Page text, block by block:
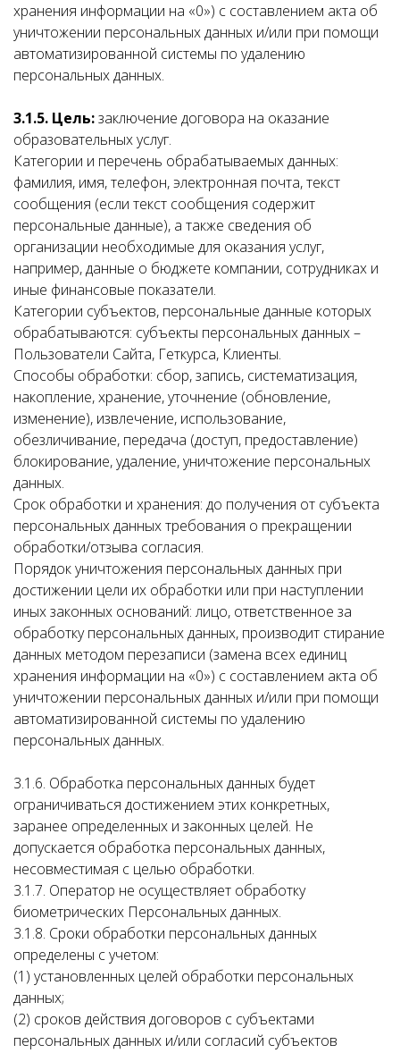
хранения информации на «0») с составлением акта об
уничтожении персональных данных и/или при помощи
автоматизированной системы по удалению
персональных данных.
3.1.5. Цель:заключение договора на оказание
образовательных услуг.
Категории и перечень обрабатываемых данных:
фамилия, имя, телефон, электронная почта, текст
сообщения (если текст сообщения содержит
персональные данные), а также сведения об
организации необходимые для оказания услуг,
например, данные о бюджете компании, сотрудниках и
иные финансовые показатели.
Категории субъектов, персональные данные которых
обрабатываются: субъекты персональных данных –
Пользователи Сайта, Геткурса, Клиенты.
Способы обработки: сбор, запись, систематизация,
накопление, хранение, уточнение (обновление,
изменение), извлечение, использование,
обезличивание, передача (доступ, предоставление)
блокирование, удаление, уничтожение персональных
данных.
Срок обработки и хранения: до получения от субъекта
персональных данных требования о прекращении
обработки/отзыва согласия.
Порядок уничтожения персональных данных при
достижении цели их обработки или при наступлении
иных законных оснований: лицо, ответственное за
обработку персональных данных, производит стирание
данных методом перезаписи (замена всех единиц
хранения информации на «0») с составлением акта об
уничтожении персональных данных и/или при помощи
автоматизированной системы по удалению
персональных данных.
3.1.6. Обработка персональных данных будет
ограничиваться достижением этих конкретных,
заранее определенных и законных целей. Не
допускается обработка персональных данных,
несовместимая с целью обработки.
3.1.7. Оператор не осуществляет обработку
биометрических Персональных данных.
3.1.8. Сроки обработки персональных данных
определены с учетом:
(1) установленных целей обработки персональных
данных;
(2) сроков действия договоров с субъектами
персональных данных и/или согласий субъектов